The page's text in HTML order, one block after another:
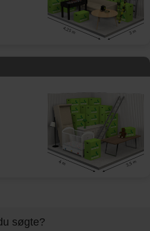
søgte?